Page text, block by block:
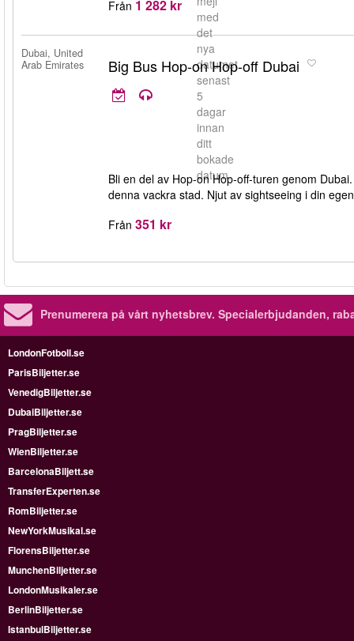
med
det
nya
datumet
senast
5
dagar
innan
ditt
bokade
datum.
Från 1 282 kr
Dubai, United
Arab Emirates
Big Bus Hop-on Hop-off Dubai
Bli en del av Hop-on Hop-off-turen genom
denna vackra stad. Njut av sightseeing i din
Från 351 kr
Prenumerera på vårt nyhetsbrev. Specialerbjudanden,
LondonFotboll.se
ParisBiljetter.se
VenedigBiljetter.se
DubaiBiljetter.se
PragBiljetter.se
WienBiljetter.se
BarcelonaBiljett.se
TransferExperten.se
RomBiljetter.se
NewYorkMusikal.se
FlorensBiljetter.se
MunchenBiljetter.se
LondonMusikaler.se
BerlinBiljetter.se
IstanbulBiljetter.se